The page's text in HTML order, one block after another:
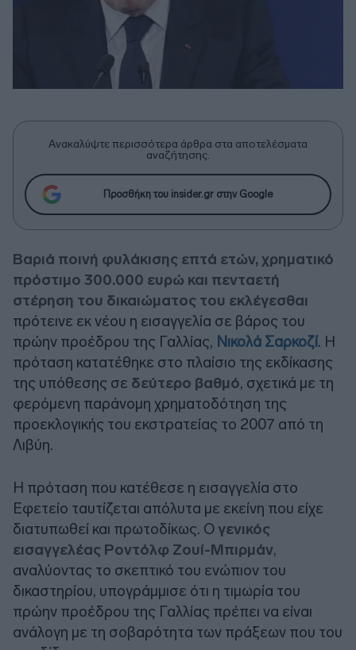
Ανακαλύψτε περισσότερα άρθρα στα αποτελέσματα
αναζήτησης.
Προσθήκη του insider.gr στην Google
Βαριά ποινή φυλάκισης επτά ετών, χρηματικό
πρόστιμο 300.000 ευρώ και πενταετή
στέρηση του δικαιώματος του εκλέγεσθαι
πρότεινε εκ νέου η εισαγγελία σε βάρος του
πρώην προέδρου της Γαλλίας, Νικολά Σαρκοζί. Η
πρόταση κατατέθηκε στο πλαίσιο της εκδίκασης
της υπόθεσης σε δεύτερο βαθμό, σχετικά με τη
φερόμενη παράνομη χρηματοδότηση της
προεκλογικής του εκστρατείας το 2007 από τη
Λιβύη.
Η πρόταση που κατέθεσε η εισαγγελία στο
Εφετείο ταυτίζεται απόλυτα με εκείνη που είχε
διατυπωθεί και πρωτοδίκως. Ο γενικός
εισαγγελέας Ροντόλφ Ζουί-Μπιρμάν,
αναλύοντας το σκεπτικό του ενώπιον του
δικαστηρίου, υπογράμμισε ότι η τιμωρία του
πρώην προέδρου της Γαλλίας πρέπει να είναι
ανάλογη με τη σοβαρότητα των πράξεων που του